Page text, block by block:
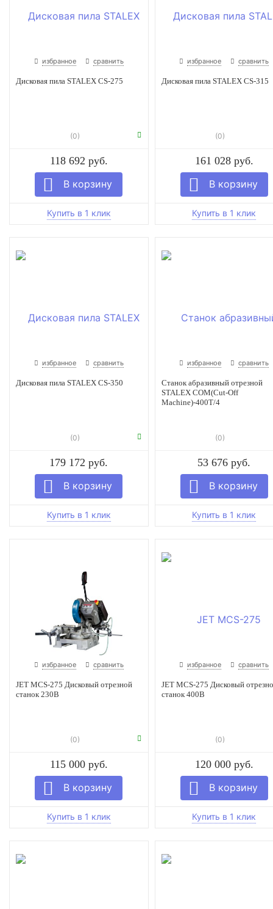
избранное сравнить
Дисковая пила STALEX CS-275
(0)
118 692 руб.
избранное сравнить
Дисковая пила STALEX CS-315
(0)
161 028 руб.
избранное сравнить
Дисковая пила STALEX CS-350
(0)
179 172 руб.
избранное сравнить
Станок абразивный отрезной
STALEX COM(Cut-Off
Machine)-400T/4
(0)
53 676 руб.
избранное сравнить
JET MCS-275 Дисковый отрезной
станок 230В
(0)
115 000 руб.
избранное сравнить
JET MCS-275 Дисковый
станок 400В
(0)
120 000 руб.